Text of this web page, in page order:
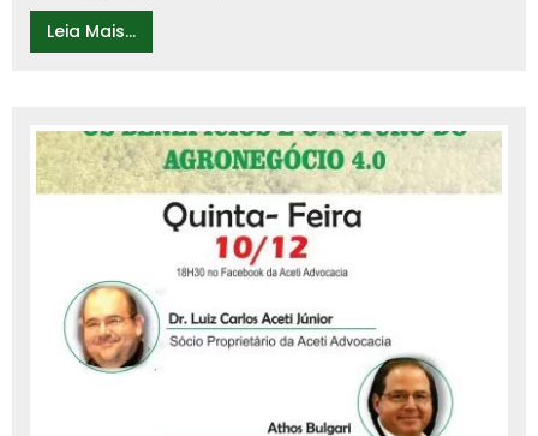
Leia Mais...